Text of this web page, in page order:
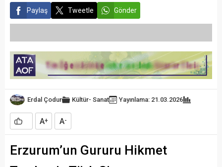
Paylaş Tweetle Gönder
Erdal Çodur Kültür- Sanat Yayınlama: 21.03.2026
A+ A-
Erzurum’un Gururu Hikmet